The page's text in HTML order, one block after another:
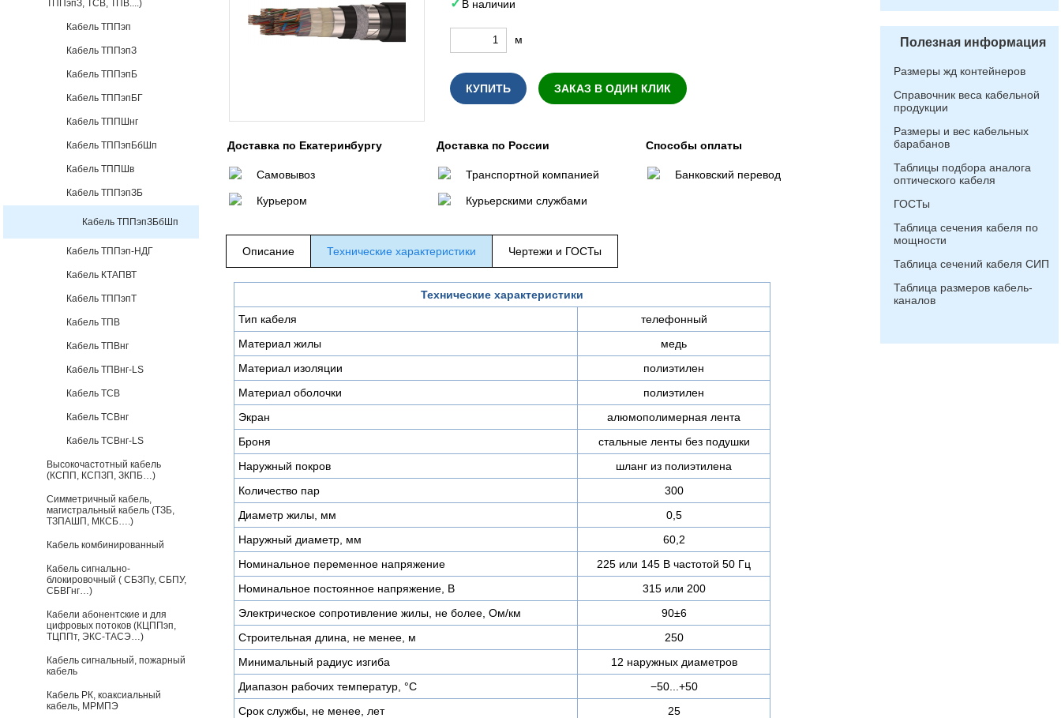
ТППэпЗ, ТСВ, ТПВ....)
Кабель ТППэп
Кабель ТППэпЗ
Кабель ТППэпБ
Кабель ТППэпБГ
Кабель ТППШнг
Кабель ТППэпБбШп
Кабель ТППШв
Кабель ТППэпЗБ
Кабель ТППэпЗБбШп
Кабель ТППэп-НДГ
Кабель КТАПВТ
Кабель ТППэпТ
Кабель ТПВ
Кабель ТПВнг
Кабель ТПВнг-LS
Кабель ТСВ
Кабель ТСВнг
Кабель ТСВнг-LS
Высокочастотный кабель
(КСПП, КСПЗП, ЗКПБ…)
Симметричный кабель,
магистральный кабель (ТЗБ,
ТЗПАШП, МКСБ….)
Кабель комбинированный
Кабель сигнально-
блокировочный ( СБЗПу, СБПУ,
СБВГнг…)
Кабели абонентские и для
цифровых потоков (КЦППэп,
ТЦППт, ЭКС-ТАСЭ…)
Кабель сигнальный, пожарный
кабель
Кабель РК, коаксиальный
кабель, МРМПЭ
В наличии
м
КУПИТЬ ЗАКАЗ В ОДИН КЛИК
Доставка по Екатеринбургу
Самовывоз
Курьером
Доставка по России
Транспортной компанией
Курьерскими службами
Способы оплаты
Банковский перевод
Описание Технические характеристики Чертежи и ГОСТы
Технические характеристики
Тип кабеля
телефонный
Материал жилы
медь
Материал изоляции
полиэтилен
Материал оболочки
полиэтилен
Экран
алюмополимерная лента
Броня
стальные ленты без подушки
Наружный покров
шланг из полиэтилена
Количество пар
300
Диаметр жилы, мм
0,5
Наружный диаметр, мм
60,2
Номинальное переменное напряжение
225 или 145 В частотой 50 Гц
Номинальное постоянное напряжение, В
315 или 200
Электрическое сопротивление жилы, не более, Ом/км
90±6
Строительная длина, не менее, м
250
Минимальный радиус изгиба
12 наружных диаметров
Диапазон рабочих температур, °C
−50...+50
Срок службы, не менее, лет
25
Полезная информация
Размеры жд контейнеров
Справочник веса кабельной
продукции
Размеры и вес кабельных
барабанов
Таблицы подбора аналога
оптического кабеля
ГОСТы
Таблица сечения кабеля по
мощности
Таблица сечений кабеля СИП
Таблица размеров кабель-
каналов